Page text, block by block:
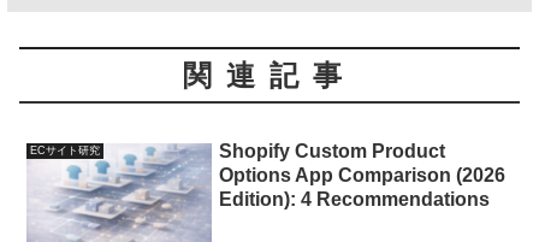
関連記事
ECサイト研究
Shopify Custom Product
Options App Comparison (2026
Edition): 4 Recommendations